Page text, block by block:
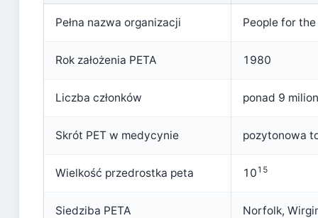
Pełna nazwa organizacji People for
Rok założenia PETA 1980
Liczba członków ponad 9
Skrót PET w medycynie pozytonowa
Wielkość przedrostka peta 1015
Siedziba PETA Norfolk,